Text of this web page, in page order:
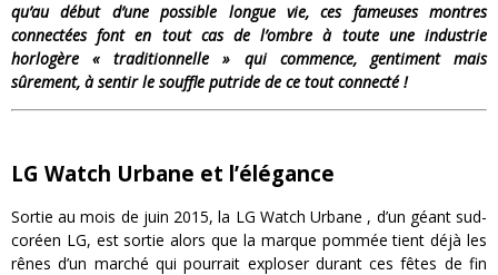
« Le Vent dand les Saules » - Une Belle Histoire !
« Damn Them All » - Un duo de Choc !
Yoshi and the mysterious book
qu’au début d’une possible longue vie, ces fameuses montres
connectées font en tout cas de l’ombre à toute une industrie
horlogère « traditionnelle » qui commence, gentiment mais
sûrement, à sentir le souffle putride de ce tout connecté !
LG Watch Urbane et l’élégance
Sortie au mois de juin 2015, la LG Watch Urbane , d’un géant sud-
coréen LG, est sortie alors que la marque pommée tient déjà les
rênes d’un marché qui pourrait exploser durant ces fêtes de fin